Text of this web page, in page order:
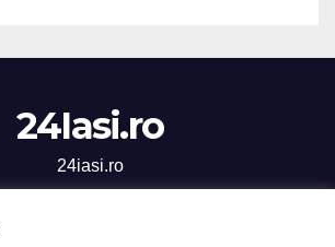
24Iasi.ro
24iasi.ro